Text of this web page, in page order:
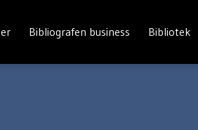
Bibliografen business Bibliotek